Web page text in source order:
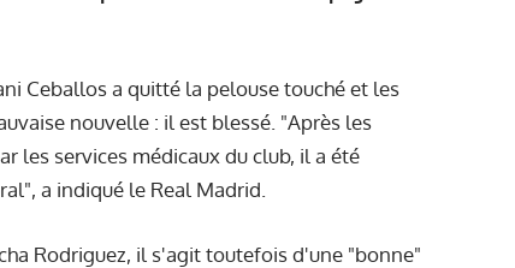
Ceballos a quitté la pelouse touché et les
nouvelle : il est blessé. "Après les
les services médicaux du club, il a été
a indiqué le Real Madrid.
Rodriguez, il s'agit toutefois d'une "bonne"